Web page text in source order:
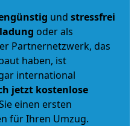
und stressfrei
oder als
Partnernetzwerk, das
haben, ist
international
jetzt kostenlose
einen ersten
für Ihren Umzug.